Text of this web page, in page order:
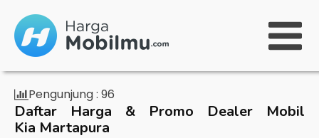
Pengunjung : 96
Daftar Harga & Promo Dealer Mobil
Kia Martapura